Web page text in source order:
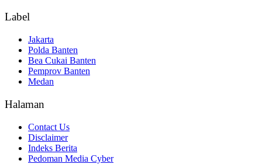
Label
Jakarta
Polda Banten
Bea Cukai Banten
Pemprov Banten
Medan
Halaman
Contact Us
Disclaimer
Indeks Berita
Pedoman Media Cyber